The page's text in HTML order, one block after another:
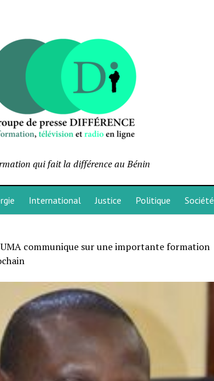
qui fait la différence au Bénin
International Justice Politique Société
communique sur une importante formation